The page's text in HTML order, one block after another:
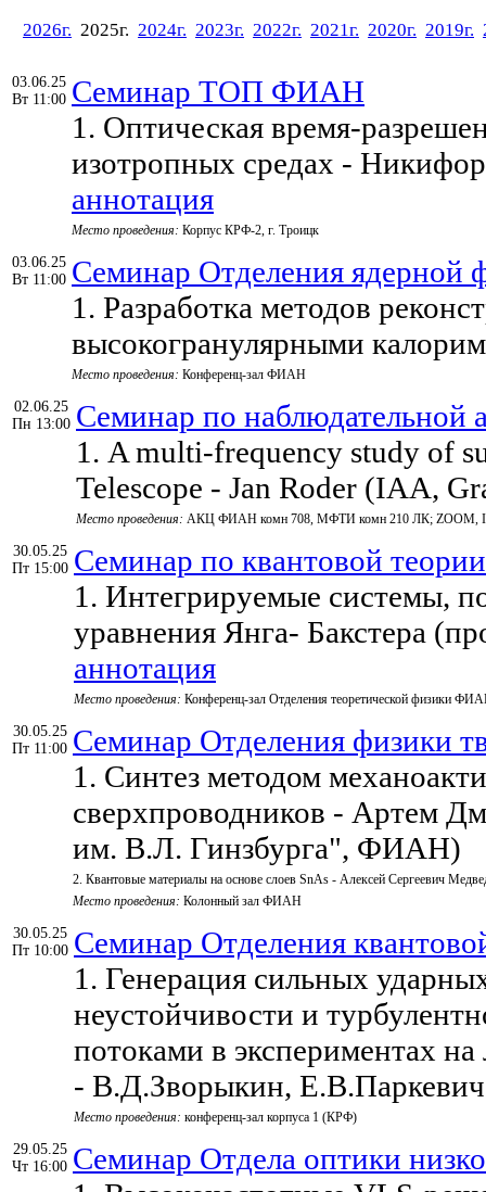
2026г. 2025г. 2024г. 2023г. 2022г. 2021г. 2020г. 2019г.
03.06.25
Вт 11:00 Семинар ТОП ФИАН
1. Оптическая время-
изотропных средах -
аннотация
Место проведения: Корпус КРФ-2, г. Троицк
03.06.25
Вт 11:00 Семинар Отделения
1. Разработка методов
высокогранулярными
Место проведения: Конференц-зал ФИАН
02.06.25
Пн 13:00 Семинар по
1. A multi-frequency study of
Telescope - Jan Roder (IAA,
Место проведения: АКЦ ФИАН комн 708, МФТИ комн 210 ЛК; ZOOM, ID
30.05.25
Пт 15:00 Семинар по квантовой
1. Интегрируемые системы,
уравнения Янга- Бакстера
аннотация
Место проведения: Конференц-зал Отделения теоретической физики
30.05.25
Пт 11:00 Семинар Отделения физики
1. Синтез методом
сверхпроводников - Артем
им. В.Л. Гинзбурга", ФИАН)
2. Квантовые материалы на основе слоев SnAs - Алексей Сергеевич
Место проведения: Колонный зал ФИАН
30.05.25
Пт 10:00 Семинар Отделения
1. Генерация сильных
неустойчивости и
потоками в экспериментах
- В.Д.Зворыкин,
Место проведения: конференц-зал корпуса 1 (КРФ)
29.05.25
Чт 16:00 Семинар Отдела оптики